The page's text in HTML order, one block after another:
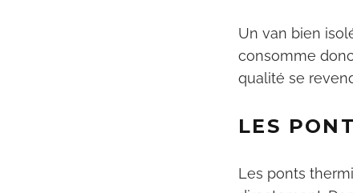
Un van bien
consomme
qualité se
LES
Les ponts